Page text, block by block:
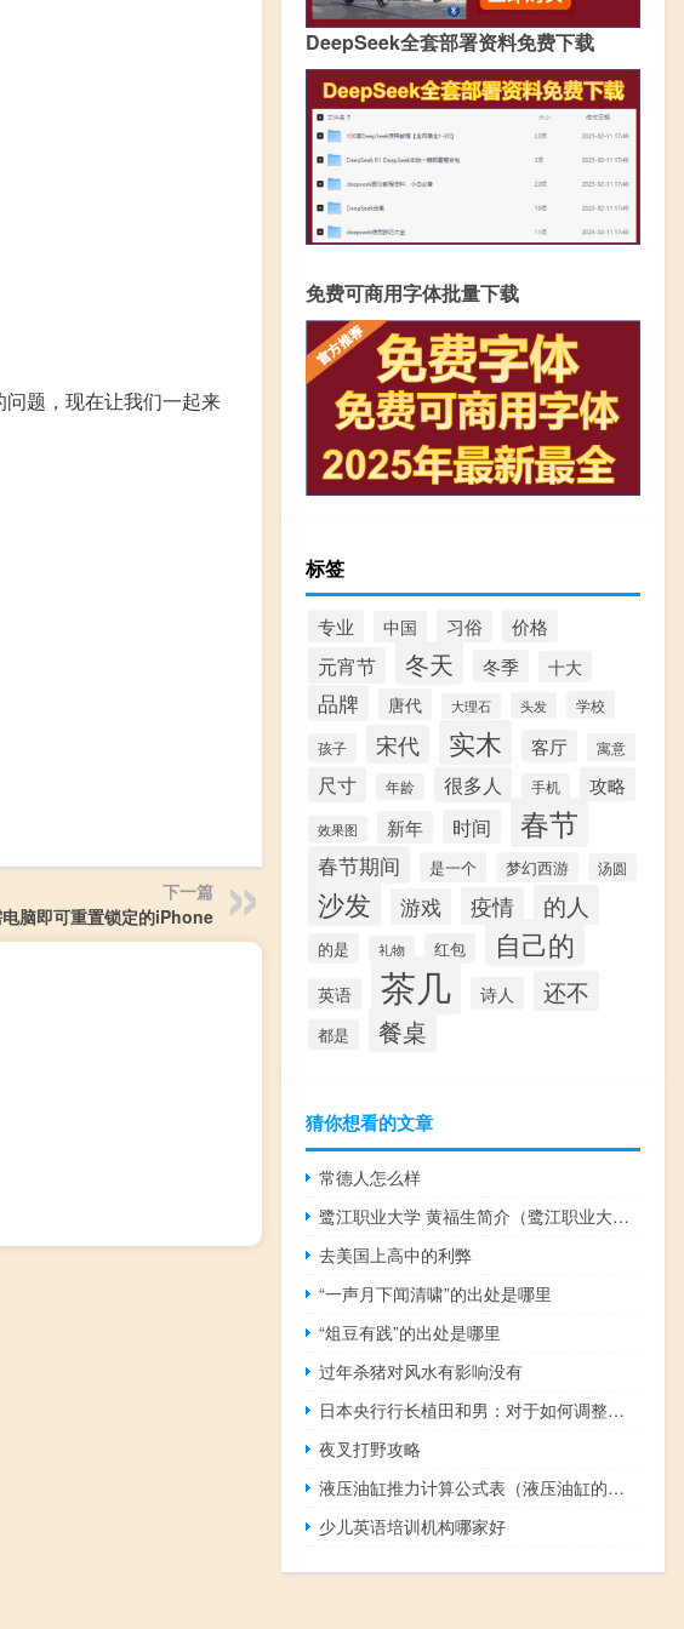
题，现在让我们一起来
下一篇
脑即可重置锁定的iPhone
DeepSeek全套部署资料免费下载
免费可商用字体批量下载
标签
专业 中国 习俗 价格
元宵节 冬天 冬季 十大
品牌 唐代 大理石 头发 学校
孩子 宋代 实木 客厅 寓意
尺寸 年龄 很多人 手机 攻略
效果图 新年 时间 春节
春节期间 是一个 梦幻西游 汤圆
沙发 游戏 疫情 的人
的是 礼物 红包 自己的
英语 茶几 诗人 还不
都是 餐桌
猜你想看的文章
常德人怎么样
鹭江职业大学 黄福生简介（鹭江职业大学）
去美国上高中的利弊
“一声月下闻清啸”的出处是哪里
“俎豆有践”的出处是哪里
过年杀猪对风水有影响没有
日本央行行长植田和男：对于如何调整包括日本10年期国债收益率目标在内的收益率曲线控制（YCC）我还没有清晰的想法不认为在消费和资本支出疲软时可以出现积极的工资循环
夜叉打野攻略
液压油缸推力计算公式表（液压油缸的推力计算）
少儿英语培训机构哪家好